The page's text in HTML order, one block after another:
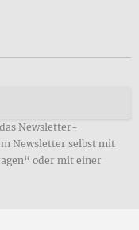
Newsletter-
Newsletter selbst mit
oder mit einer